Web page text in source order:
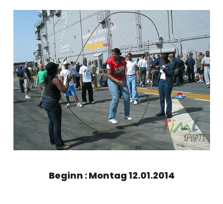
Beginn : Montag 12.01.2014